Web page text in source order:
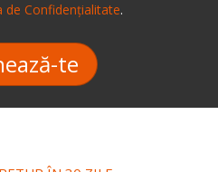
de Confidențialitate.
te